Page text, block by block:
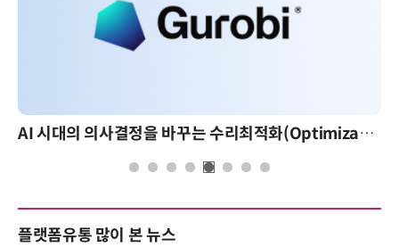
AI 시대의 의사결정을 바꾸는 수리최적화(Optimization): 실제 산업 적용 사례와 활용 전략
플랫폼유통 많이 본 뉴스